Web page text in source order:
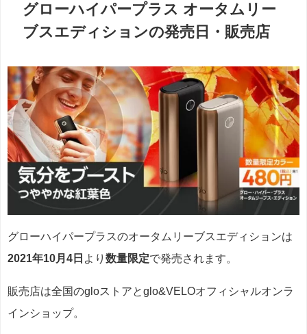
グローハイパープラス オータムリー
ブスエディションの発売日・販売店
グローハイパープラスのオータムリーブスエディションは
2021年10月4日 より 数量限定で発売されます。
販売店は全国のgloストアとglo&VELOオフィシャルオンラ
インショップ。